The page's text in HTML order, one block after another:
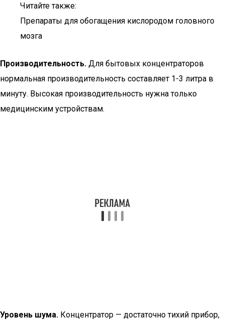
Читайте также:
Препараты для обогащения кислородом головного
мозга
Производительность. Для бытовых концентраторов
нормальная производительность составляет 1-3 литра в
минуту. Высокая производительность нужна только
медицинским устройствам.
Уровень шума. Концентратор — достаточно тихий прибор,